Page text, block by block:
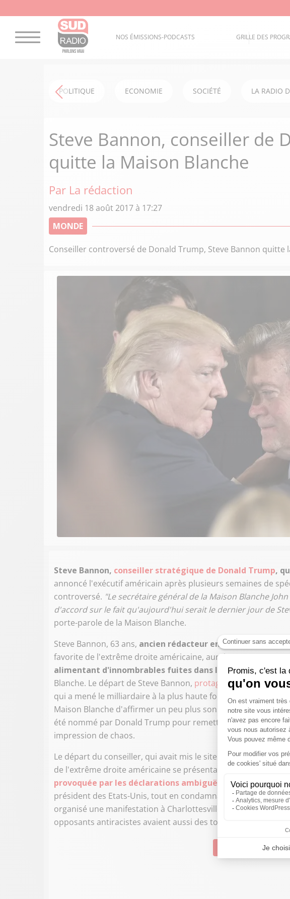
NOS ÉMISSIONS-PODCASTS GRILLE DES
POLITIQUE ECONOMIE SOCIÉTÉ LA RADIO
Steve Bannon, conseiller de
quitte la Maison Blanche
Par La rédaction
vendredi 18 août 2017 à 17:27
MONDE
Conseiller controversé de Donald Trump, Steve Bannon quitte
Steve Bannon, conseiller stratégique de Donald Trump,
annoncé l'exécutif américain après plusieurs semaines de
controversé. "Le secrétaire général de la Maison Blanche
d'accord sur le fait qu'aujourd'hui serait le dernier jour de
porte-parole de la Maison Blanche.
Steve Bannon, 63 ans, ancien rédacteur en chef du site
favorite de l'extrême droite américaine, aurait notamment
alimentant d'innombrables fuites dans la pressepour
Blanche. Le départ de Steve Bannon, protagoniste majeur de
qui a mené le milliardaire à la plus haute fonction, permet
Maison Blanche d'affirmer un peu plus son pouvoir.John
été nommé par Donald Trump pour remettre de l'ordre
impression de chaos.
Le départ du conseiller, qui avait mis le site internet qu'il
de l'extrême droite américaine se présentant sous le nom
provoquée par les déclarations ambiguës de Donald
président des Etats-Unis, tout en condamnant les
organisé une manifestation à Charlottesville, a provoqué une
opposants antiracistes avaient aussi des torts dans ces
Suivre Sud Radio